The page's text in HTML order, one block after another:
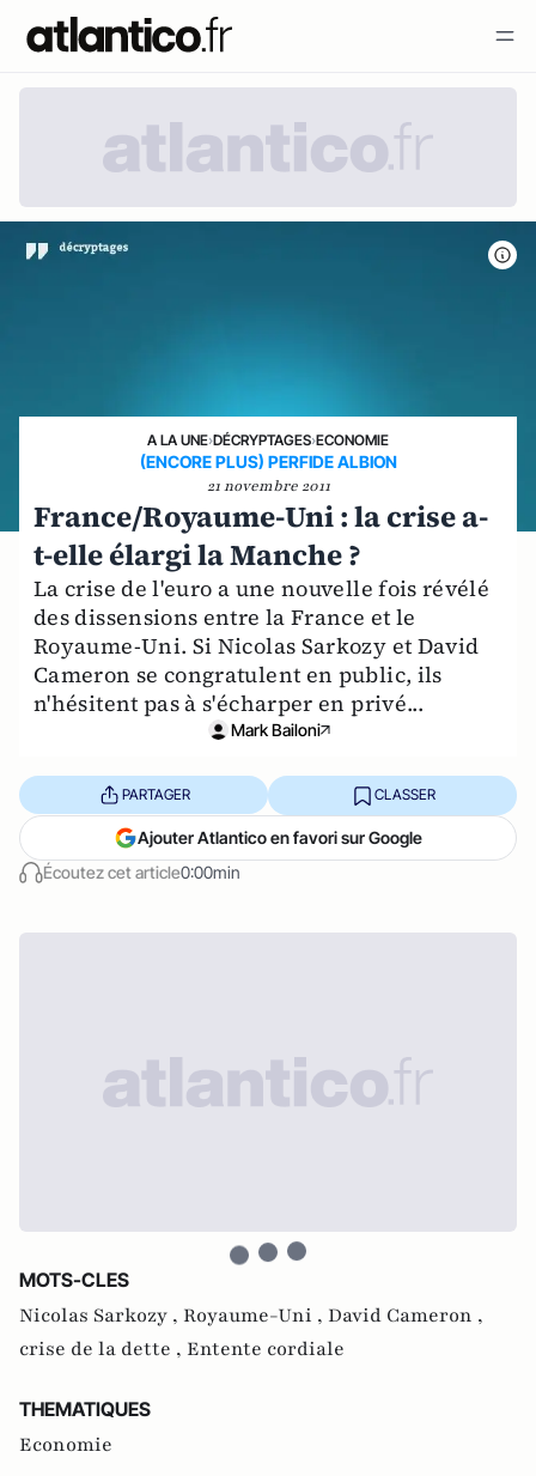
A LA UNE›DÉCRYPTAGES›ECONOMIE
(ENCORE PLUS) PERFIDE ALBION
21 novembre 2011
France/Royaume-Uni : la crise a-
t-elle élargi la Manche ?
La crise de l'euro a une nouvelle fois révélé
des dissensions entre la France et le
Royaume-Uni. Si Nicolas Sarkozy et David
Cameron se congratulent en public, ils
n'hésitent pas à s'écharper en privé...
Mark Bailoni
Écoutez cet article0:00min
PARTAGER CLASSER
Ajouter Atlantico en favori sur Google
MOTS-CLES
Nicolas Sarkozy , Royaume-Uni , David Cameron ,
crise de la dette , Entente cordiale
THEMATIQUES
Economie